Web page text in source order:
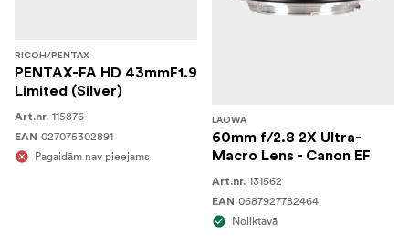
RICOH/PENTAX
PENTAX-FA HD 43mmF1.9
Limited (Silver)
Art.nr. 115876
EAN 027075302891
Pagaidām nav pieejams
LAOWA
60mm f/2.8 2X Ultra-
Macro Lens - Canon EF
Art.nr. 131562
EAN 0687927782464
Noliktavā